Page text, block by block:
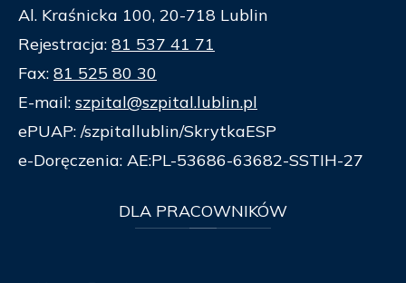
Al. Kraśnicka 100, 20-718 Lublin
Rejestracja: 81 537 41 71
Fax: 81 525 80 30
E-mail: szpital@szpital.lublin.pl
ePUAP: /szpitallublin/SkrytkaESP
e-Doręczenia: AE:PL-53686-63682-SSTIH-27
DLA PRACOWNIKÓW